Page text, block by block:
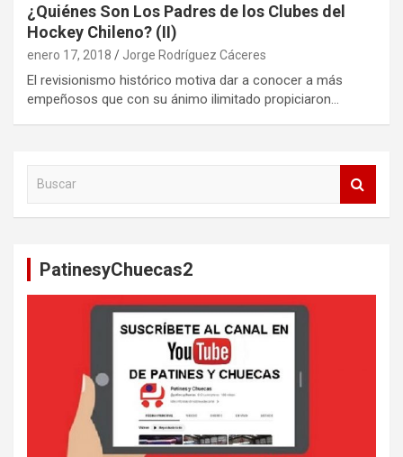
¿Quiénes Son Los Padres de los Clubes del
Hockey Chileno? (II)
enero 17, 2018 Jorge Rodríguez Cáceres
El revisionismo histórico motiva dar a conocer a más
empeñosos que con su ánimo ilimitado propiciaron…
PatinesyChuecas2